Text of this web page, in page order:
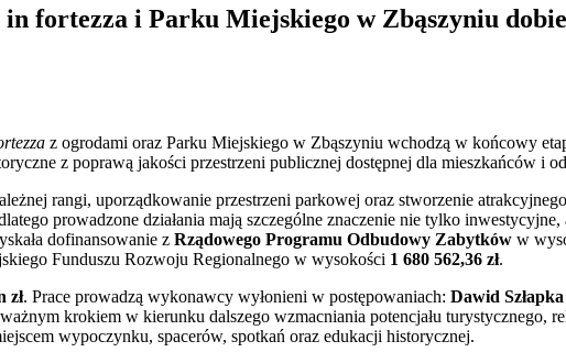
in fortezza i Parku Miejskiego w Zbąszyniu
z ogrodami oraz Parku Miejskiego w Zbąszyniu wchodzą w końcowy
z poprawą jakości przestrzeni publicznej dostępnej dla mieszkańców i
rangi, uporządkowanie przestrzeni parkowej oraz stworzenie
prowadzone działania mają szczególne znaczenie nie tylko
dofinansowanie z Rządowego Programu Odbudowy Zabytków w
Funduszu Rozwoju Regionalnego w wysokości 1 680 562,36 zł.
zł. Prace prowadzą wykonawcy wyłonieni w postępowaniach: Dawid
krokiem w kierunku dalszego wzmacniania potencjału turystycznego,
wypoczynku, spacerów, spotkań oraz edukacji historycznej.